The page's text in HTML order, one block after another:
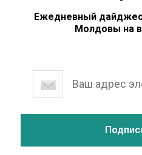
Ежедневный
Молдовы на